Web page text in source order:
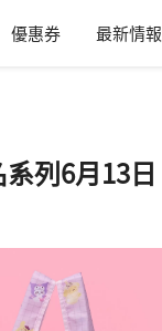
優惠券 最新情報
列6月13日